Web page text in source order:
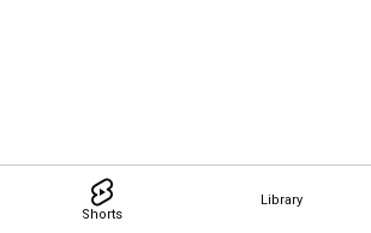
Shorts
Library